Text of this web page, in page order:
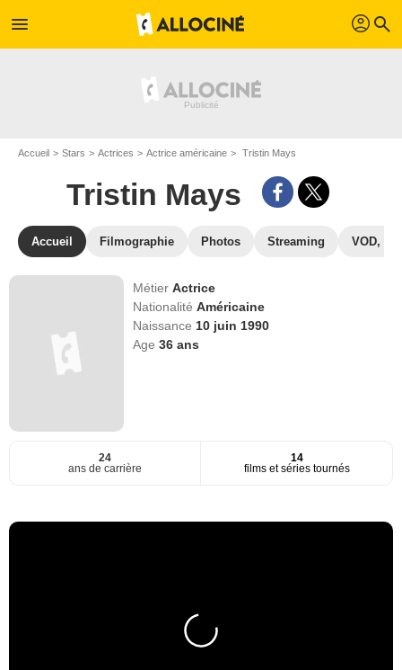
menu profil search
Accueil Stars Actrices Actrice américaine Tristin Mays
Tristin Mays
Accueil Filmographie Photos Streaming VOD,
MétierActrice
NationalitéAméricaine
Naissance 10 juin 1990
Age36 ans
24
ans de carrière
14
films et séries tournés